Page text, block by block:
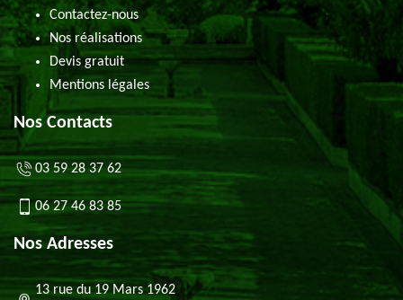
Contactez-nous
Nos réalisations
Devis gratuit
Mentions légales
Nos Contacts
03 59 28 37 62
06 27 46 83 85
Nos Adresses
13 rue du 19 Mars 1962